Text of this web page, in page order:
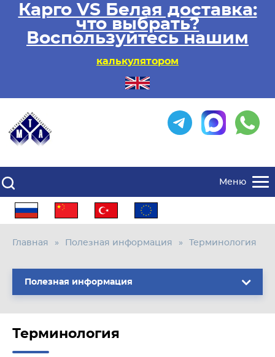
Карго VS Белая доставка:
что выбрать?
Воспользуйтесь нашим
калькулятором
Меню
Главная Полезная информация Терминология
Полезная информация
Терминология